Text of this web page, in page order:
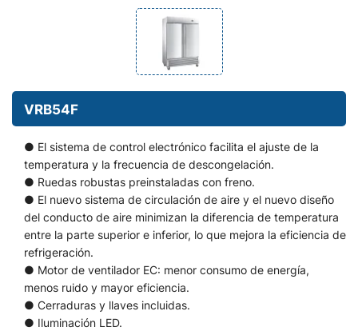
VRB54F
● El sistema de control electrónico facilita el ajuste de la
temperatura y la frecuencia de descongelación.
● Ruedas robustas preinstaladas con freno.
● El nuevo sistema de circulación de aire y el nuevo diseño
del conducto de aire minimizan la diferencia de temperatura
entre la parte superior e inferior, lo que mejora la eficiencia de
refrigeración.
● Motor de ventilador EC: menor consumo de energía,
menos ruido y mayor eficiencia.
● Cerraduras y llaves incluidas.
● Iluminación LED.